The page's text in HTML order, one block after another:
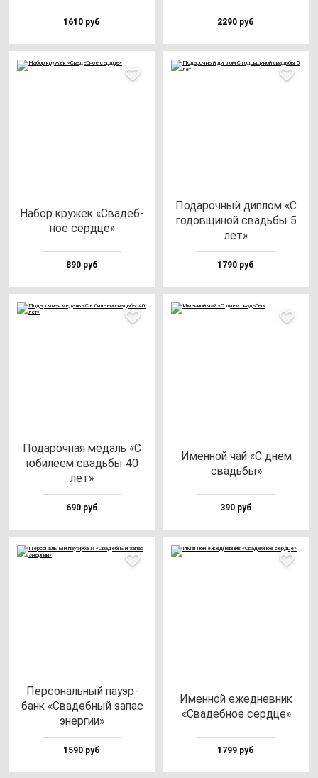
1610 руб 2290 руб
Набор кру­жек «Сва­деб­
ное сер­дце»
890 руб
Пода­роч­ный дип­лом «С
го­дов­щи­ной свадь­бы 5
лет»
1790 руб
Пода­роч­ная ме­даль «С
юби­ле­ем свадь­бы 40
лет»
690 руб
Имен­ной чай «С днем
свадь­бы»
390 руб
Пер­со­наль­ный па­уэр­
банк «Сва­деб­ный за­пас
энер­гии»
1590 руб
Имен­ной ежед­нев­ник
«Сва­деб­ное сер­дце»
1799 руб